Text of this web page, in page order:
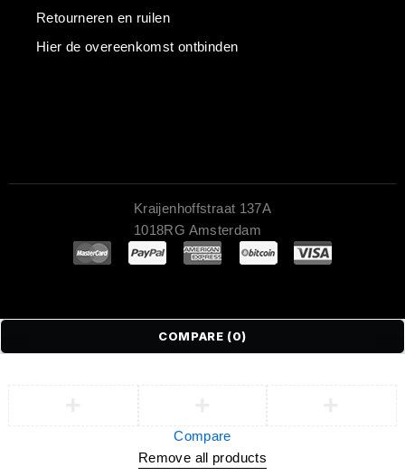
Retourneren en ruilen
Hier de overeenkomst ontbinden
Kraijenhoffstraat 137A
1018RG Amsterdam
COMPARE (0)
Compare
Remove all products